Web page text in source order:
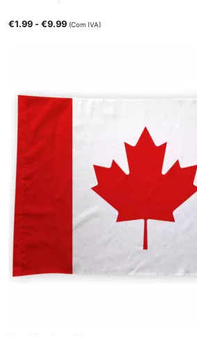
€1.99 -€9.99 (Com IVA)